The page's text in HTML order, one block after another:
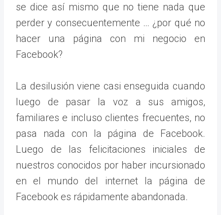
se dice así mismo que no tiene nada que
perder y consecuentemente … ¿por qué no
hacer una página con mi negocio en
Facebook?
La desilusión viene casi enseguida cuando
luego de pasar la voz a sus amigos,
familiares e incluso clientes frecuentes, no
pasa nada con la página de Facebook.
Luego de las felicitaciones iniciales de
nuestros conocidos por haber incursionado
en el mundo del internet la página de
Facebook es rápidamente abandonada.